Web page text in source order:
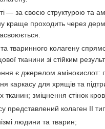
— за своєю структурою та
краще проходить через
тваринного колагену
тканини зі стійким
є джерелом амінокислот:
для хрящів та
зміцнення стінок
представлений колаген ІІ
людини та тварин;